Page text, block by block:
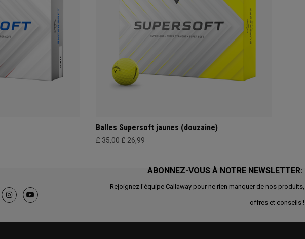
Balles Supersoft jaunes (douzaine)
£ 35,00 £ 26,99
ABONNEZ-VOUS À NOTRE NEWSLETTER:
Rejoignez l'équipe Callaway pour ne rien manquer de nos produits,
offres et conseils !